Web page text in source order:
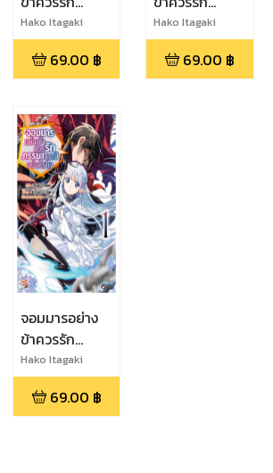
ภรรยาเอลฟ์
อย่างไรดี? เล่ม
Hako Itagaki
69.00 ฿
ภรรยาเอลฟ์
อย่างไรดี? เล่ม
Hako Itagaki
69.00 ฿
จอมมารอย่าง
ข้าควรรัก
ภรรยาเอลฟ์
อย่างไรดี? เล่ม
Hako Itagaki
69.00 ฿